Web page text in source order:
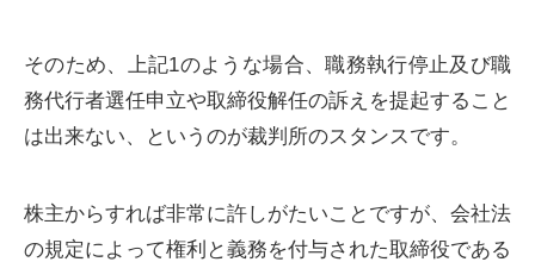
そのため、上記1のような場合、職務執行停止及び職
務代行者選任申立や取締役解任の訴えを提起すること
は出来ない、というのが裁判所のスタンスです。
株主からすれば非常に許しがたいことですが、会社法
の規定によって権利と義務を付与された取締役である